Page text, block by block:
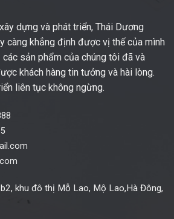
dựng và phát triển, Thái Dương
càng khẳng định được vị thế của mình
sản phẩm của chúng tôi đã và
khách hàng tin tưởng và hài lòng.
liên tục không ngừng.
khu đô thị Mỗ Lao, Mộ Lao,Hà Đông,